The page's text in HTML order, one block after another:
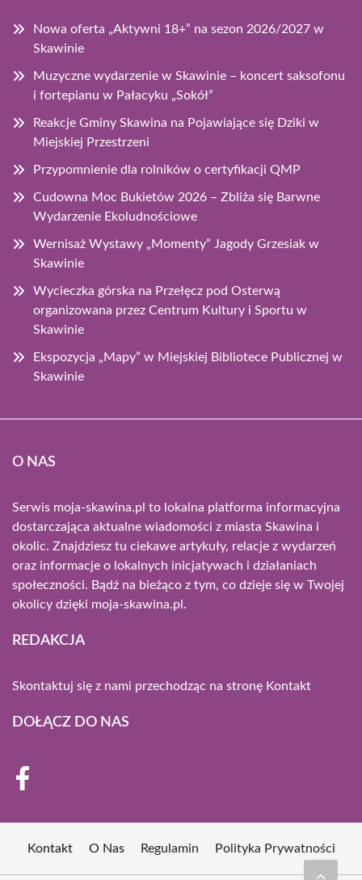
Nowa oferta „Aktywni 18+” na sezon 2026/2027 w
Skawinie
Muzyczne wydarzenie w Skawinie – koncert saksofonu
i fortepianu w Pałacyku „Sokół”
Reakcje Gminy Skawina na Pojawiające się Dziki w
Miejskiej Przestrzeni
Przypomnienie dla rolników o certyfikacji QMP
Cudowna Moc Bukietów 2026 – Zbliża się Barwne
Wydarzenie Ekoludnościowe
Wernisaż Wystawy „Momenty” Jagody Grzesiak w
Skawinie
Wycieczka górska na Przełęcz pod Osterwą
organizowana przez Centrum Kultury i Sportu w
Skawinie
Ekspozycja „Mapy” w Miejskiej Bibliotece Publicznej w
Skawinie
O NAS
Serwis moja-skawina.pl to lokalna platforma informacyjna
dostarczająca aktualne wiadomości z miasta Skawina i
okolic. Znajdziesz tu ciekawe artykuły, relacje z wydarzeń
oraz informacje o lokalnych inicjatywach i działaniach
społeczności. Bądź na bieżąco z tym, co dzieje się w Twojej
okolicy dzięki moja-skawina.pl.
REDAKCJA
Skontaktuj się z nami przechodząc na stronę Kontakt
DOŁĄCZ DO NAS
Kontakt O Nas Regulamin Polityka Prywatności